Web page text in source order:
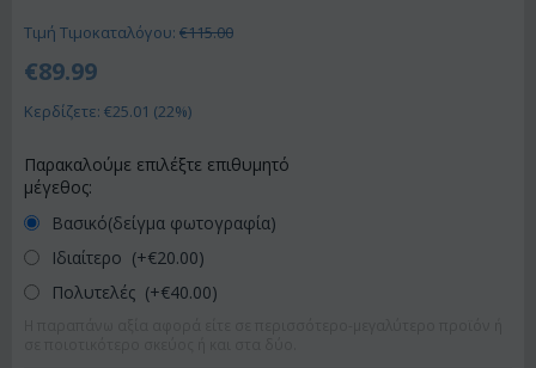
Τιμή Τιμοκαταλόγου: €115.00
€89.99
Κερδίζετε: €25.01 (22%)
Παρακαλούμε επιλέξτε επιθυμητό
μέγεθος:
Βασικό(δείγμα φωτογραφία)
Ιδιαίτερο (+€20.00)
Πολυτελές (+€40.00)